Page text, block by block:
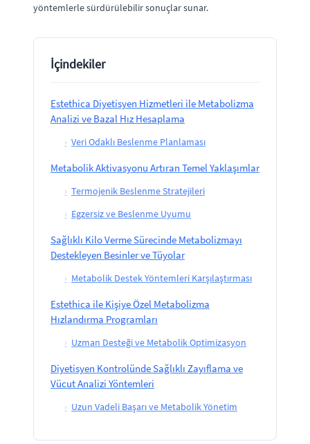
yöntemlerle sürdürülebilir sonuçlar sunar.
İçindekiler
Estethica Diyetisyen Hizmetleri ile Metabolizma
Analizi ve Bazal Hız Hesaplama
› Veri Odaklı Beslenme Planlaması
Metabolik Aktivasyonu Artıran Temel Yaklaşımlar
› Termojenik Beslenme Stratejileri
› Egzersiz ve Beslenme Uyumu
Sağlıklı Kilo Verme Sürecinde Metabolizmayı
Destekleyen Besinler ve Tüyolar
› Metabolik Destek Yöntemleri Karşılaştırması
Estethica ile Kişiye Özel Metabolizma
Hızlandırma Programları
› Uzman Desteği ve Metabolik Optimizasyon
Diyetisyen Kontrolünde Sağlıklı Zayıflama ve
Vücut Analizi Yöntemleri
› Uzun Vadeli Başarı ve Metabolik Yönetim